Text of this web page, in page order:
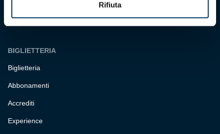
Rifiuta
CONTATTI
BIGLIETTERIA
Biglietteria
Abbonamenti
Accrediti
Experience